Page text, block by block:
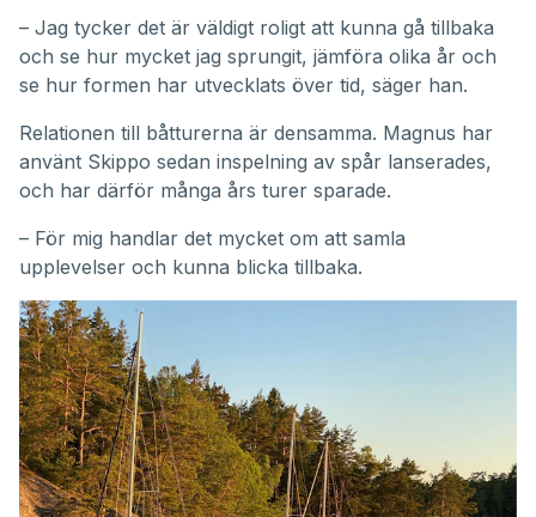
– Jag tycker det är väldigt roligt att kunna gå tillbaka
och se hur mycket jag sprungit, jämföra olika år och
se hur formen har utvecklats över tid, säger han.
Relationen till båtturerna är densamma. Magnus har
använt Skippo sedan inspelning av spår lanserades,
och har därför många års turer sparade.
– För mig handlar det mycket om att samla
upplevelser och kunna blicka tillbaka.